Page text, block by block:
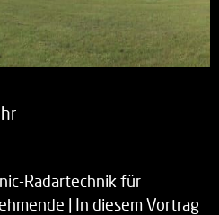
Radartechnik für
| In diesem Vortrag